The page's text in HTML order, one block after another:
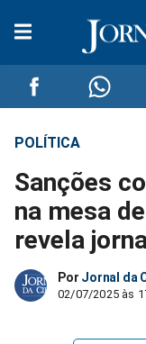
Compartilhar
no
Facebook
no
POLÍTICA
Sanções
na mesa
revela
Por Jornal da
02/07/2025 às